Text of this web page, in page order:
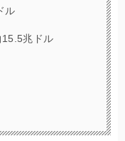
ル
15.5兆ドル